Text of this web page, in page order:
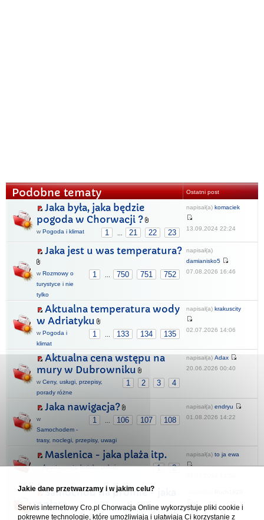
Podobne tematy Ostatni post
Jaka była, jaka będzie
pogoda w Chorwacji ?
1 ... 21 22 23
w Pogoda i klimat
napisał(a) komaciek
13.09.2024 22:24
Jaka jest u was temperatura?
1 ... 750 751 752
w Rozmowy o
turystyce i nie
tylko
napisał(a)
damianisko5
07.08.2026 16:46
Aktualna temperatura wody
w Adriatyku
1 ... 133 134 135
w Pogoda i
klimat
napisał(a) krakuscity
02.07.2026 14:06
Aktualna cena wstępu na
mury w Dubrowniku
1 2 3 4
w Ceny, usługi, przepisy,
porady różne
napisał(a) Adax
20.06.2026 00:40
Jaka nawigacja?
1 ... 106 107 108
w
Samochodem -
trasy, noclegi, przepisy, uwagi
napisał(a) endryu
01.08.2026 14:22
Maslenica - jaka plaża itp.
1 2
wApartamenty, hotele, pokoje
napisał(a) to ja ewa
Samochód na promie - jaka
opłata.
1 2
wAlternatywne środki lokomocji 27.08.2021 12:13
Jakie dane przetwarzamy i w jakim celu?
Serwis internetowy Cro.pl Chorwacja Online wykorzystuje pliki cookie i
pokrewne technologie, które umożliwiają i ułatwiają Ci korzystanie z